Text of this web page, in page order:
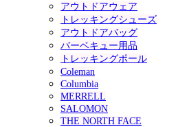
アウトドアウェア
トレッキングシューズ
アウトドアバッグ
バーベキュー用品
トレッキングポール
Coleman
Columbia
MERRELL
SALOMON
THE NORTH FACE